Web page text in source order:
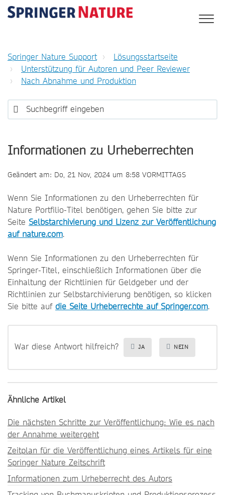
Springer Nature Support
Lösungsstartseite
Unterstützung für Autoren und Peer Reviewer
Nach Abnahme und Produktion
Informationen zu Urheberrechten
Geändert am: Do, 21 Nov, 2024 um 8:58 VORMITTAGS
Wenn Sie Informationen zu den Urheberrechten für
Nature Portfilio-Titel benötigen, gehen Sie bitte zur
Seite Selbstarchivierung und Lizenz zur Veröffentlichung
auf nature.com.
Wenn Sie Informationen zu den Urheberrechten für
Springer-Titel, einschließlich Informationen über die
Einhaltung der Richtlinien für Geldgeber und der
Richtlinien zur Selbstarchivierung benötigen, so klicken
Sie bitte auf die Seite Urheberrechte auf Springer.com.
War diese Antwort hilfreich? JA NEIN
Ähnliche Artikel
Die nächsten Schritte zur Veröffentlichung: Wie es nach
der Annahme weitergeht
Zeitplan für die Veröffentlichung eines Artikels für eine
Springer Nature Zeitschrift
Informationen zum Urheberrecht des Autors